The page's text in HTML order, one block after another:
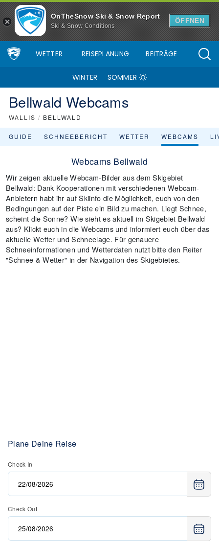
OnTheSnow Ski & Snow Report
Ski & Snow Conditions
ÖFFNEN
WETTER REISEPLANUNG BEITRÄGE
WINTER SOMMER
Bellwald Webcams
WALLIS / BELLWALD
GUIDE SCHNEEBERICHT WETTER WEBCAMS
Webcams Bellwald
Wir zeigen aktuelle Webcam-Bilder aus dem Skigebiet
Bellwald: Dank Kooperationen mit verschiedenen Webcam-
Anbietern habt ihr auf Skiinfo die Möglichkeit, euch von den
Bedingungen auf der Piste ein Bild zu machen. Liegt Schnee,
scheint die Sonne? Wie sieht es aktuell im Skigebiet Bellwald
aus? Klickt euch in die Webcams und informiert euch über das
aktuelle Wetter und Schneelage. Für genauere
Schneeinformationen und Wetterdaten nutzt bitte den Reiter
"Schnee & Wetter" in der Navigation des Skigebietes.
Plane Deine Reise
Check In
Check Out